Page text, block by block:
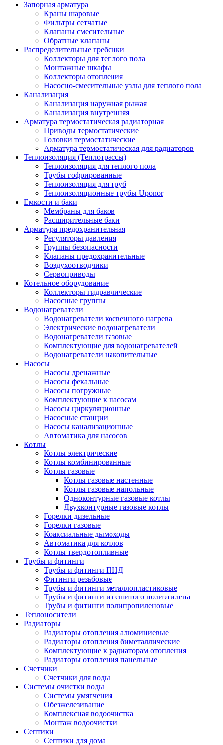
Запорная арматура
Краны шаровые
Фильтры сетчатые
Клапаны смесительные
Обратные клапаны
Распределительные гребенки
Коллекторы для теплого пола
Монтажные шкафы
Коллекторы отопления
Насосно-смесительные узлы для теплого пола
Канализация
Канализация наружная рыжая
Канализация внутренняя
Арматура термостатическая радиаторная
Приводы термостатические
Головки термостатические
Арматура термостатическая для радиаторов
Теплоизоляция (Теплотрассы)
Теплоизоляция для теплого пола
Трубы гофрированные
Теплоизоляция для труб
Теплоизоляционные трубы Uponor
Емкости и баки
Мембраны для баков
Расширительные баки
Арматура предохранительная
Регуляторы давления
Группы безопасности
Клапаны предохранительные
Воздухоотводчики
Сервоприводы
Котельное оборудование
Коллекторы гидравлические
Насосные группы
Водонагреватели
Водонагреватели косвенного нагрева
Электрические водонагреватели
Водонагреватели газовые
Комплектующие для водонагревателей
Водонагреватели накопительные
Насосы
Насосы дренажные
Насосы фекальные
Насосы погружные
Комплектующие к насосам
Насосы циркуляционные
Насосные станции
Насосы канализационные
Автоматика для насосов
Котлы
Котлы электрические
Котлы комбинированные
Котлы газовые
Котлы газовые настенные
Котлы газовые напольные
Одноконтурные газовые котлы
Двухконтурные газовые котлы
Горелки дизельные
Горелки газовые
Коаксиальные дымоходы
Автоматика для котлов
Котлы твердотопливные
Трубы и фитинги
Трубы и фитинги ПНД
Фитинги резьбовые
Трубы и фитинги металлопластиковые
Трубы и фитинги из сшитого полиэтилена
Трубы и фитинги полипропиленовые
Теплоносители
Радиаторы
Радиаторы отопления алюминиевые
Радиаторы отопления биметаллические
Комплектующие к радиаторам отопления
Радиаторы отопления панельные
Cчетчики
Счетчики для воды
Системы очистки воды
Системы умягчения
Обезжелезивание
Комплексная водоочистка
Монтаж водоочистки
Септики
Септики для дома